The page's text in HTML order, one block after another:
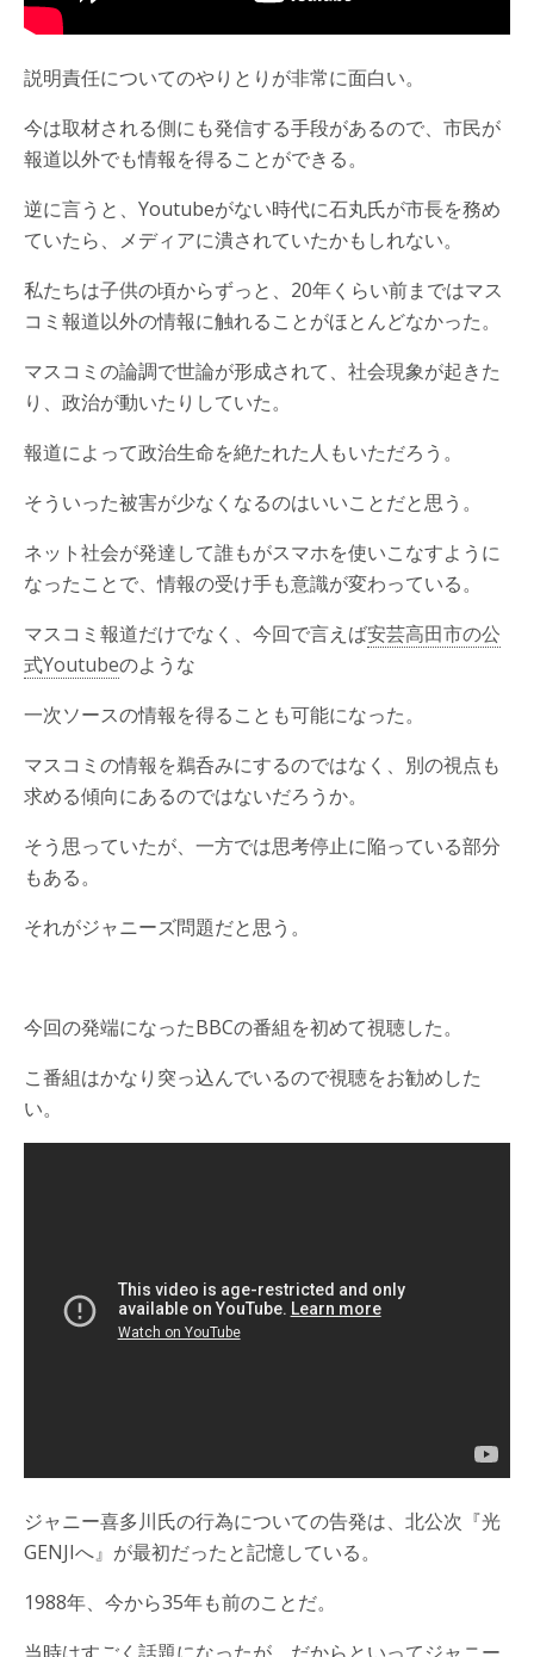
説明責任についてのやりとりが非常に面白い。
今は取材される側にも発信する手段があるので、市民が
報道以外でも情報を得ることができる。
逆に言うと、Youtubeがない時代に石丸氏が市長を務め
ていたら、メディアに潰されていたかもしれない。
私たちは子供の頃からずっと、20年くらい前まではマス
コミ報道以外の情報に触れることがほとんどなかった。
マスコミの論調で世論が形成されて、社会現象が起きた
り、政治が動いたりしていた。
報道によって政治生命を絶たれた人もいただろう。
そういった被害が少なくなるのはいいことだと思う。
ネット社会が発達して誰もがスマホを使いこなすように
なったことで、情報の受け手も意識が変わっている。
マスコミ報道だけでなく、今回で言えば安芸高田市の公
式Youtubeのような
一次ソースの情報を得ることも可能になった。
マスコミの情報を鵜呑みにするのではなく、別の視点も
求める傾向にあるのではないだろうか。
そう思っていたが、一方では思考停止に陥っている部分
もある。
それがジャニーズ問題だと思う。
今回の発端になったBBCの番組を初めて視聴した。
こ番組はかなり突っ込んでいるので視聴をお勧めした
い。
ジャニー喜多川氏の行為についての告発は、北公次『光
GENJIへ』が最初だったと記憶している。
1988年、今から35年も前のことだ。